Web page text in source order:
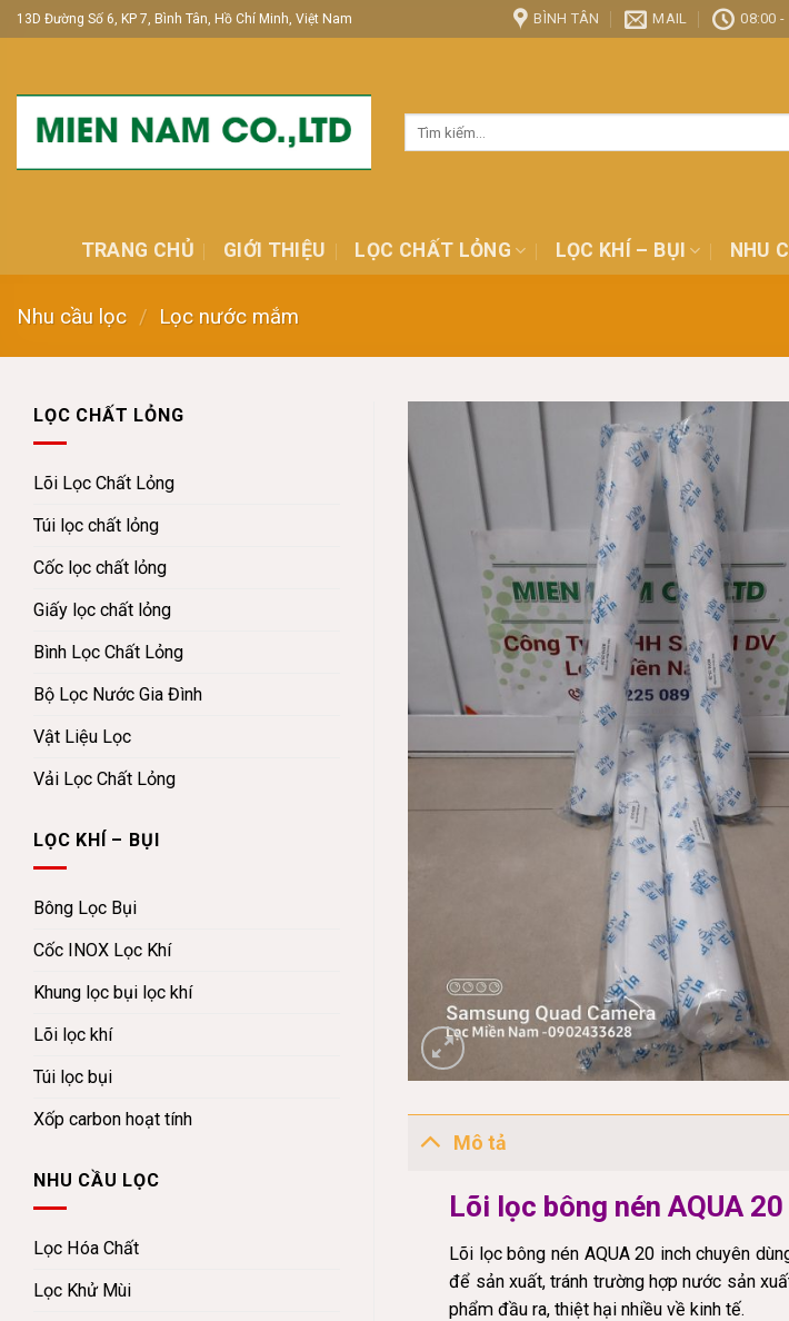
Skip
to
13D Đường Số 6, KP 7, Bình Tân, Hồ Chí Minh, Việt Nam BÌNH TÂN MAIL 08:00 -
TRANG CHỦ GIỚI THIỆU LỌC CHẤT LỎNG LỌC KHÍ – BỤI NHU
Nhu cầu lọc / Lọc nước mắm
LỌC CHẤT LỎNG
Lõi Lọc Chất Lỏng
Túi lọc chất lỏng
Cốc lọc chất lỏng
Giấy lọc chất lỏng
Bình Lọc Chất Lỏng
Bộ Lọc Nước Gia Đình
Vật Liệu Lọc
Vải Lọc Chất Lỏng
LỌC KHÍ – BỤI
Bông Lọc Bụi
Cốc INOX Lọc Khí
Khung lọc bụi lọc khí
Lõi lọc khí
Túi lọc bụi
Xốp carbon hoạt tính
NHU CẦU LỌC
Lọc Hóa Chất
Lọc Khử Mùi
Mô tả
Lõi lọc bông nén AQUA
Lõi lọc bông nén AQUA 20 inch chuyên
để sản xuất, tránh trường hợp nước sản
phẩm đầu ra, thiệt hại nhiều về kinh tế.